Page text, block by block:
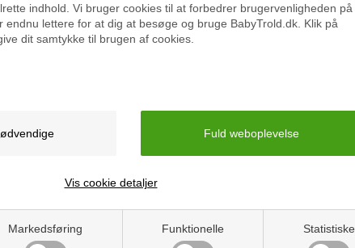
indhold. Vi bruger cookies til at forbedrer brugervenligheden på
lettere for at dig at besøge og bruge BabyTrold.dk. Klik på
dit samtykke til brugen af cookies.
Markedsføring Funktionelle Statistiske
Vis cookie detaljer